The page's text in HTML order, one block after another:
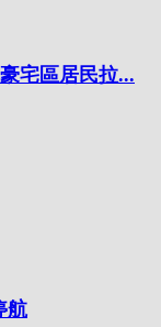
宅區居民拉...
航